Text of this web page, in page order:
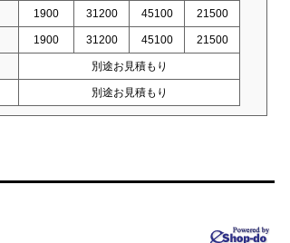
1900 31200 45100 21500
1900 31200 45100 21500
別途お見積もり
別途お見積もり